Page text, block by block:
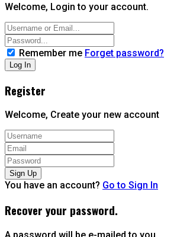
Welcome, Login to your account.
Remember me Forget password?
Register
Welcome, Create your new account
You have an account? Go to Sign In
Recover your password.
A password will be e-mailed to you.